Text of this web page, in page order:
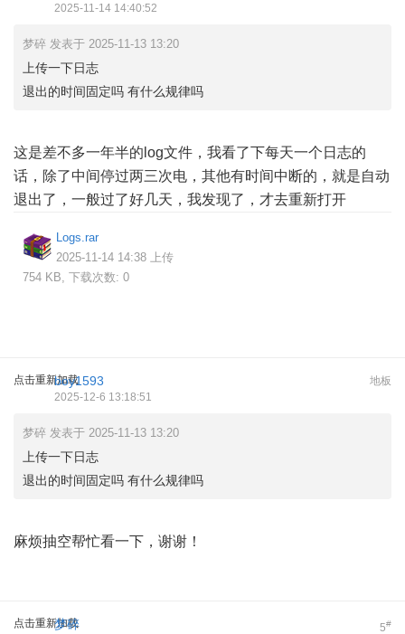
2025-11-14 14:40:52
梦碎 发表于 2025-11-13 13:20
上传一下日志
退出的时间固定吗 有什么规律吗
这是差不多一年半的log文件，我看了下每天一个日志的
话，除了中间停过两三次电，其他有时间中断的，就是自动
退出了，一般过了好几天，我发现了，才去重新打开
Logs.rar
2025-11-14 14:38 上传
754 KB, 下载次数: 0
点击重新加载 地板
boy1593
2025-12-6 13:18:51
梦碎 发表于 2025-11-13 13:20
上传一下日志
退出的时间固定吗 有什么规律吗
麻烦抽空帮忙看一下，谢谢！
点击重新加载 5#
梦碎